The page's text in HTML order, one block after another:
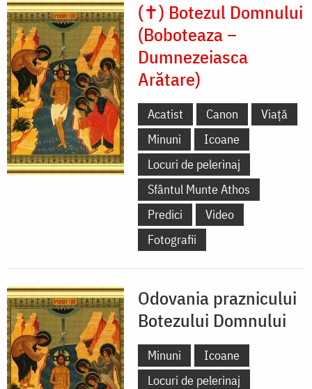
(✝) Botezul Domnului
(Boboteaza –
Dumnezeiasca
Arătare)
Acatist Canon
Viață
Minuni
Icoane
Locuri de pelerinaj
Sfântul Munte Athos
Predici
Video
Fotografii
Odovania praznicului
Botezului Domnului
Minuni
Icoane
Locuri de pelerinaj